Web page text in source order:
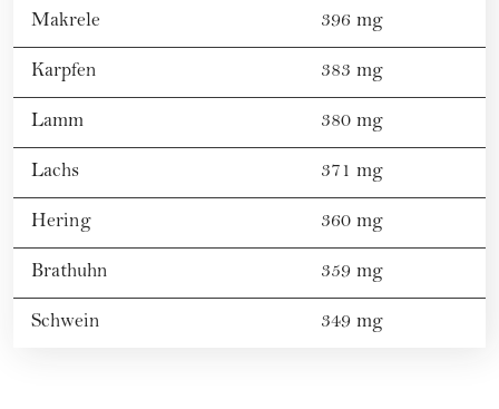
Makrele 396 mg
Karpfen 383 mg
Lamm 380 mg
Lachs 371 mg
Hering 360 mg
Brathuhn 359 mg
Schwein 349 mg